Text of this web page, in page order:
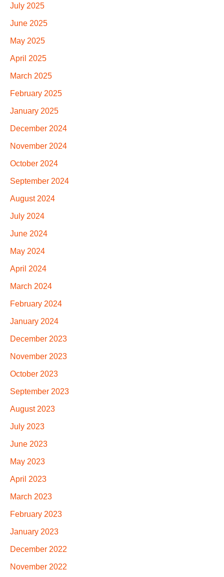
July 2025
June 2025
May 2025
April 2025
March 2025
February 2025
January 2025
December 2024
November 2024
October 2024
September 2024
August 2024
July 2024
June 2024
May 2024
April 2024
March 2024
February 2024
January 2024
December 2023
November 2023
October 2023
September 2023
August 2023
July 2023
June 2023
May 2023
April 2023
March 2023
February 2023
January 2023
December 2022
November 2022